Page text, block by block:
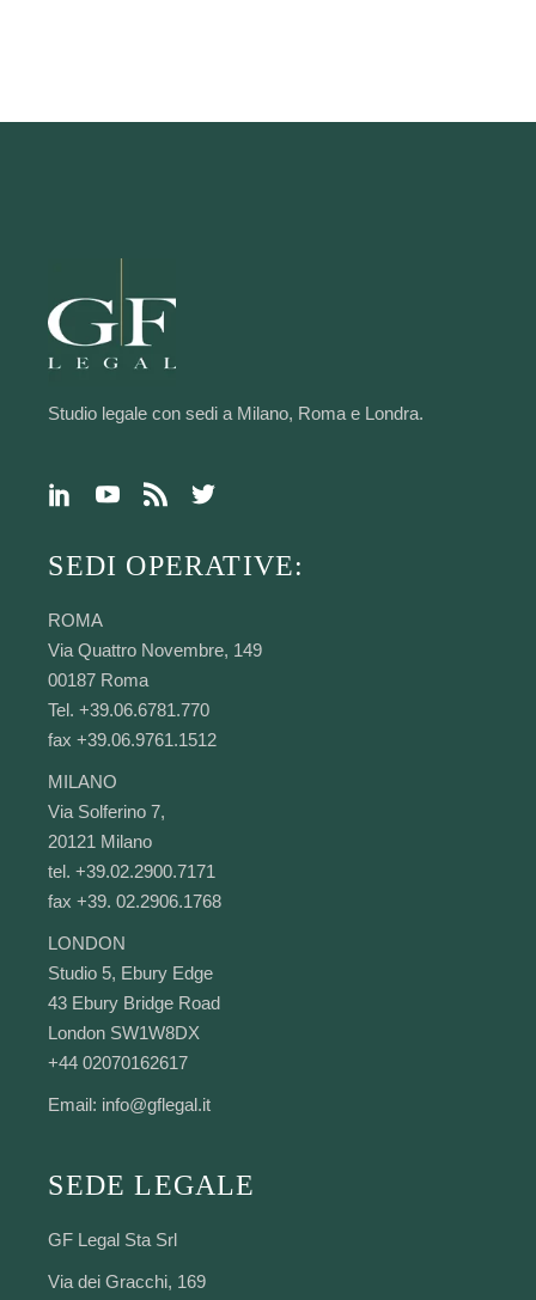
Studio legale con sedi a Milano, Roma e Londra.
SEDI OPERATIVE:
ROMA
Via Quattro Novembre, 149
00187 Roma
Tel. +39.06.6781.770
fax +39.06.9761.1512
MILANO
Via Solferino 7,
20121 Milano
tel. +39.02.2900.7171
fax +39. 02.2906.1768
LONDON
Studio 5, Ebury Edge
43 Ebury Bridge Road
London SW1W8DX
+44 02070162617
Email: info@gflegal.it
SEDE LEGALE
GF Legal Sta Srl
Via dei Gracchi, 169